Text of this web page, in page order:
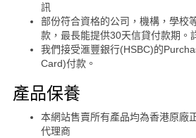
訊
部份符合資格的公司，機構，學校
款，最長能提供30天信貸付款期。
我們接受滙豐銀行(HSBC)的
Card)付款。
產品保養
本網站售賣所有產品均為香港原廠
代理商